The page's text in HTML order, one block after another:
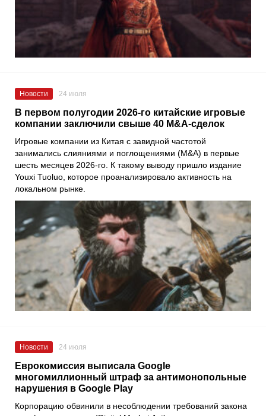
Новости 24 июля
В первом полугодии 2026-го китайские игровые
компании заключили свыше 40 M&A-сделок
Игровые компании из Китая с завидной частотой
занимались слияниями и поглощениями (M&A) в первые
шесть месяцев 2026-го. К такому выводу пришло издание
Youxi Tuoluo, которое проанализировало активность на
локальном рынке.
Новости 24 июля
Еврокомиссия выписала Google
многомиллионный штраф за антимонопольные
нарушения в Google Play
Корпорацию обвинили в несоблюдении требований закона